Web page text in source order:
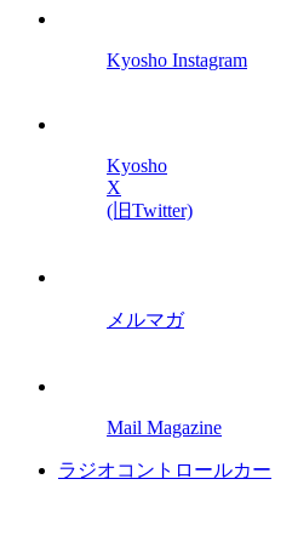
Kyosho Instagram
Kyosho
X
(旧Twitter)
メルマガ
Mail Magazine
ラジオコントロールカー